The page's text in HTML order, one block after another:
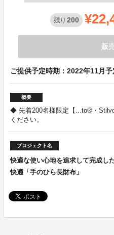
残り 200
販
ご提供予定時期：2022年11月予
概要
◆ 先着200名様限定【...to®・
ください。
プロジェクト名
快適な使い心地を追求して完成し
快適「手のひら長財布」